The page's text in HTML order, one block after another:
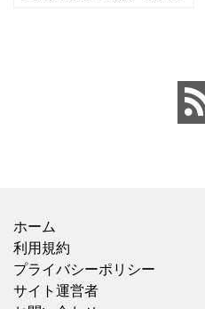
ホーム
利用規約
プライバシーポリシー
サイト運営者